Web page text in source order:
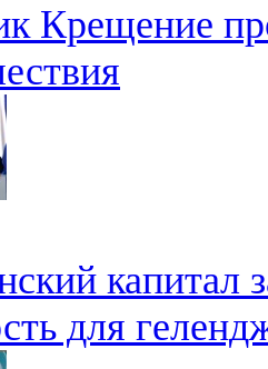
Крещение
капитал
для